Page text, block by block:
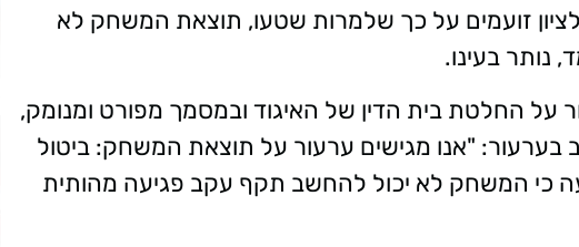
זועמים על כך שלמרות שטעו, תוצאת המשחק לא
נותר בעינו.
על החלטת בית הדין של האיגוד ובמסמך מפורט ומנומק,
בערעור: "אנו מגישים ערעור על תוצאת המשחק: ביטול
כי המשחק לא יכול להחשב תקף עקב פגיעה מהותית